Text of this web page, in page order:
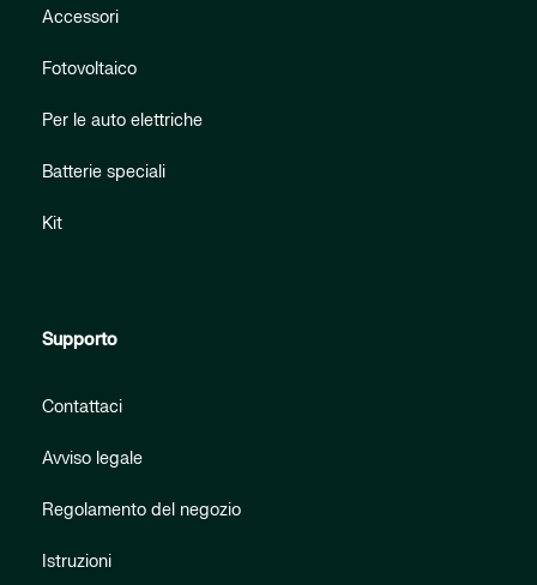
Accessori
Fotovoltaico
Per le auto elettriche
Batterie speciali
Kit
Supporto
Contattaci
Avviso legale
Regolamento del negozio
Istruzioni